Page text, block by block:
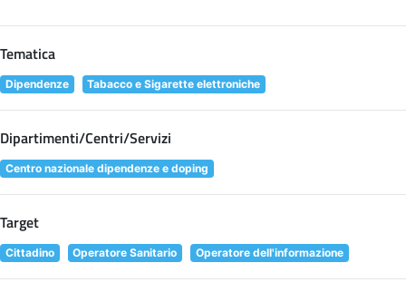
Tematica
Dipendenze Tabacco e Sigarette elettroniche
Dipartimenti/Centri/Servizi
Centro nazionale dipendenze e doping
Target
Cittadino Operatore Sanitario Operatore dell'informazione